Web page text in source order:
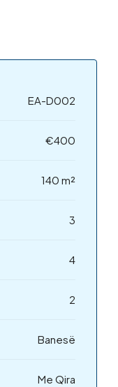
EA-D002
€400
140 m²
3
4
2
Banesë
Me Qira